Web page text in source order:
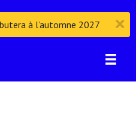
à l’automne 2027